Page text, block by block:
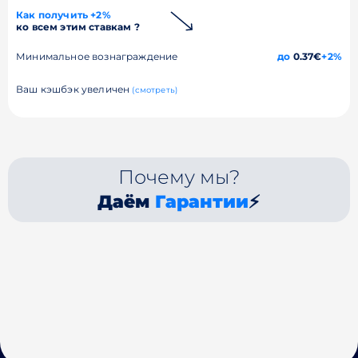
Как получить +2%
ко всем этим ставкам ?
Минимальное вознаграждение до 0.37€+2%
Ваш кэшбэк увеличен (смотреть)
Почему мы?
Даём Гарантии⚡